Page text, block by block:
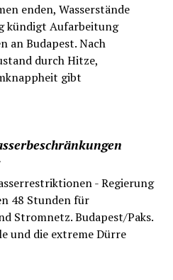
enden, Wasserstände
kündigt Aufarbeitung
an Budapest. Nach
durch Hitze,
gibt
- Regierung
48 Stunden für
Stromnetz. Budapest/Paks.
und die extreme Dürre